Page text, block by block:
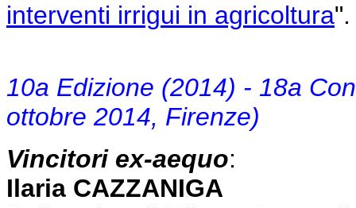
interventi irrigui in agricoltura
10a Edizione (2014) - 18a
ottobre 2014, Firenze)
Vincitori ex-aequo:
Ilaria CAZZANIGA